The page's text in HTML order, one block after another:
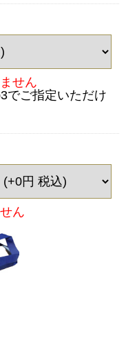
せん
でご指定いただけ
ん